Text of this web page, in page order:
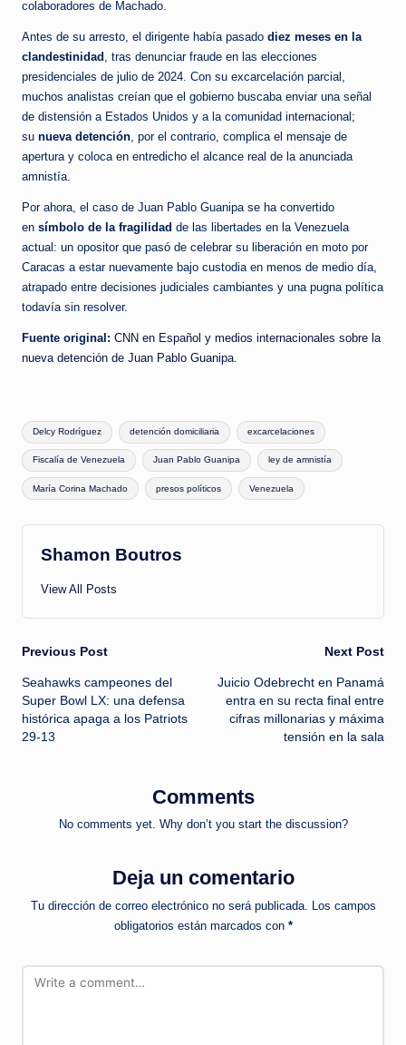
colaboradores de Machado.
Antes de su arresto, el dirigente había pasado diez meses en la
clandestinidad , tras denunciar fraude en las elecciones
presidenciales de julio de 2024. Con su excarcelación parcial,
muchos analistas creían que el gobierno buscaba enviar una señal
de distensión a Estados Unidos y a la comunidad internacional;
su nueva detención , por el contrario, complica el mensaje de
apertura y coloca en entredicho el alcance real de la anunciada
amnistía.
Por ahora, el caso de Juan Pablo Guanipa se ha convertido
en símbolo de la fragilidad de las libertades en la Venezuela
actual: un opositor que pasó de celebrar su liberación en moto por
Caracas a estar nuevamente bajo custodia en menos de medio día,
atrapado entre decisiones judiciales cambiantes y una pugna política
todavía sin resolver.
Fuente original: CNN en Español y medios internacionales sobre la
nueva detención de Juan Pablo Guanipa.
Tags:
Delcy Rodríguez detención domiciliaria excarcelaciones
Fiscalía de Venezuela Juan Pablo Guanipa ley de amnistía
María Corina Machado presos políticos Venezuela
Shamon Boutros
View All Posts
Post
navigation
Previous Post
Seahawks campeones del
Super Bowl LX: una defensa
histórica apaga a los Patriots
29-13
Next Post
Juicio Odebrecht en Panamá
entra en su recta final entre
cifras millonarias y máxima
tensión en la sala
Comments
No comments yet. Why don’t you start the discussion?
Deja un comentario
Tu dirección de correo electrónico no será publicada. Los campos
obligatorios están marcados con *